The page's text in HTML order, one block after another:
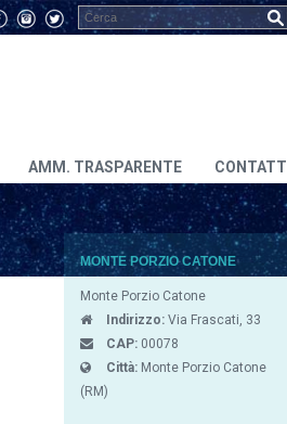
AMM. TRASPARENTE CONTATTI
MONTE PORZIO CATONE
Monte Porzio Catone
Indirizzo: Via Frascati, 33
CAP: 00078
Città: Monte Porzio Catone
(RM)